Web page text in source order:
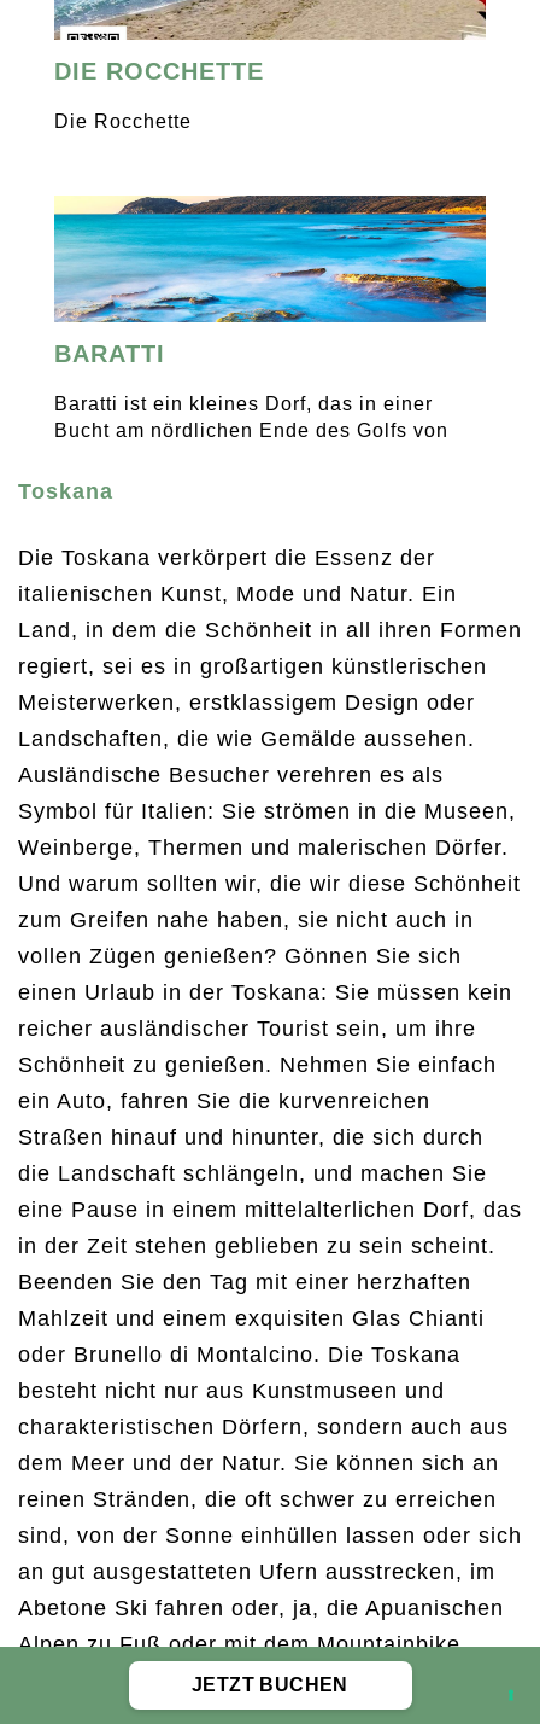
DIE ROCCHETTE
Die Rocchette
BARATTI
Baratti ist ein kleines Dorf, das in einer
Bucht am nördlichen Ende des Golfs von
Toskana
Die Toskana verkörpert die Essenz der
italienischen Kunst, Mode und Natur. Ein
Land, in dem die Schönheit in all ihren Formen
regiert, sei es in großartigen künstlerischen
Meisterwerken, erstklassigem Design oder
Landschaften, die wie Gemälde aussehen.
Ausländische Besucher verehren es als
Symbol für Italien: Sie strömen in die Museen,
Weinberge, Thermen und malerischen Dörfer.
Und warum sollten wir, die wir diese Schönheit
zum Greifen nahe haben, sie nicht auch in
vollen Zügen genießen? Gönnen Sie sich
einen Urlaub in der Toskana: Sie müssen kein
reicher ausländischer Tourist sein, um ihre
Schönheit zu genießen. Nehmen Sie einfach
ein Auto, fahren Sie die kurvenreichen
Straßen hinauf und hinunter, die sich durch
die Landschaft schlängeln, und machen Sie
eine Pause in einem mittelalterlichen Dorf, das
in der Zeit stehen geblieben zu sein scheint.
Beenden Sie den Tag mit einer herzhaften
Mahlzeit und einem exquisiten Glas Chianti
oder Brunello di Montalcino. Die Toskana
besteht nicht nur aus Kunstmuseen und
charakteristischen Dörfern, sondern auch aus
dem Meer und der Natur. Sie können sich an
reinen Stränden, die oft schwer zu erreichen
sind, von der Sonne einhüllen lassen oder sich
an gut ausgestatteten Ufern ausstrecken, im
Abetone Ski fahren oder, ja, die Apuanischen
Alpen zu Fuß oder mit dem Mountainbike
erkunden. Tauchen Sie ein, nehmen Sie ein
Bad in den warmen Wassern einer natürlichen
JETZT BUCHEN